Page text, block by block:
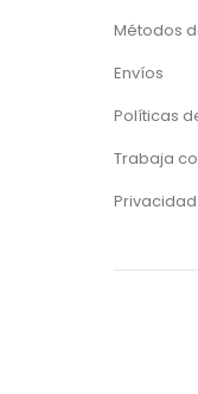
Métodos
Envíos
Políticas
Trabaja
Privacidad